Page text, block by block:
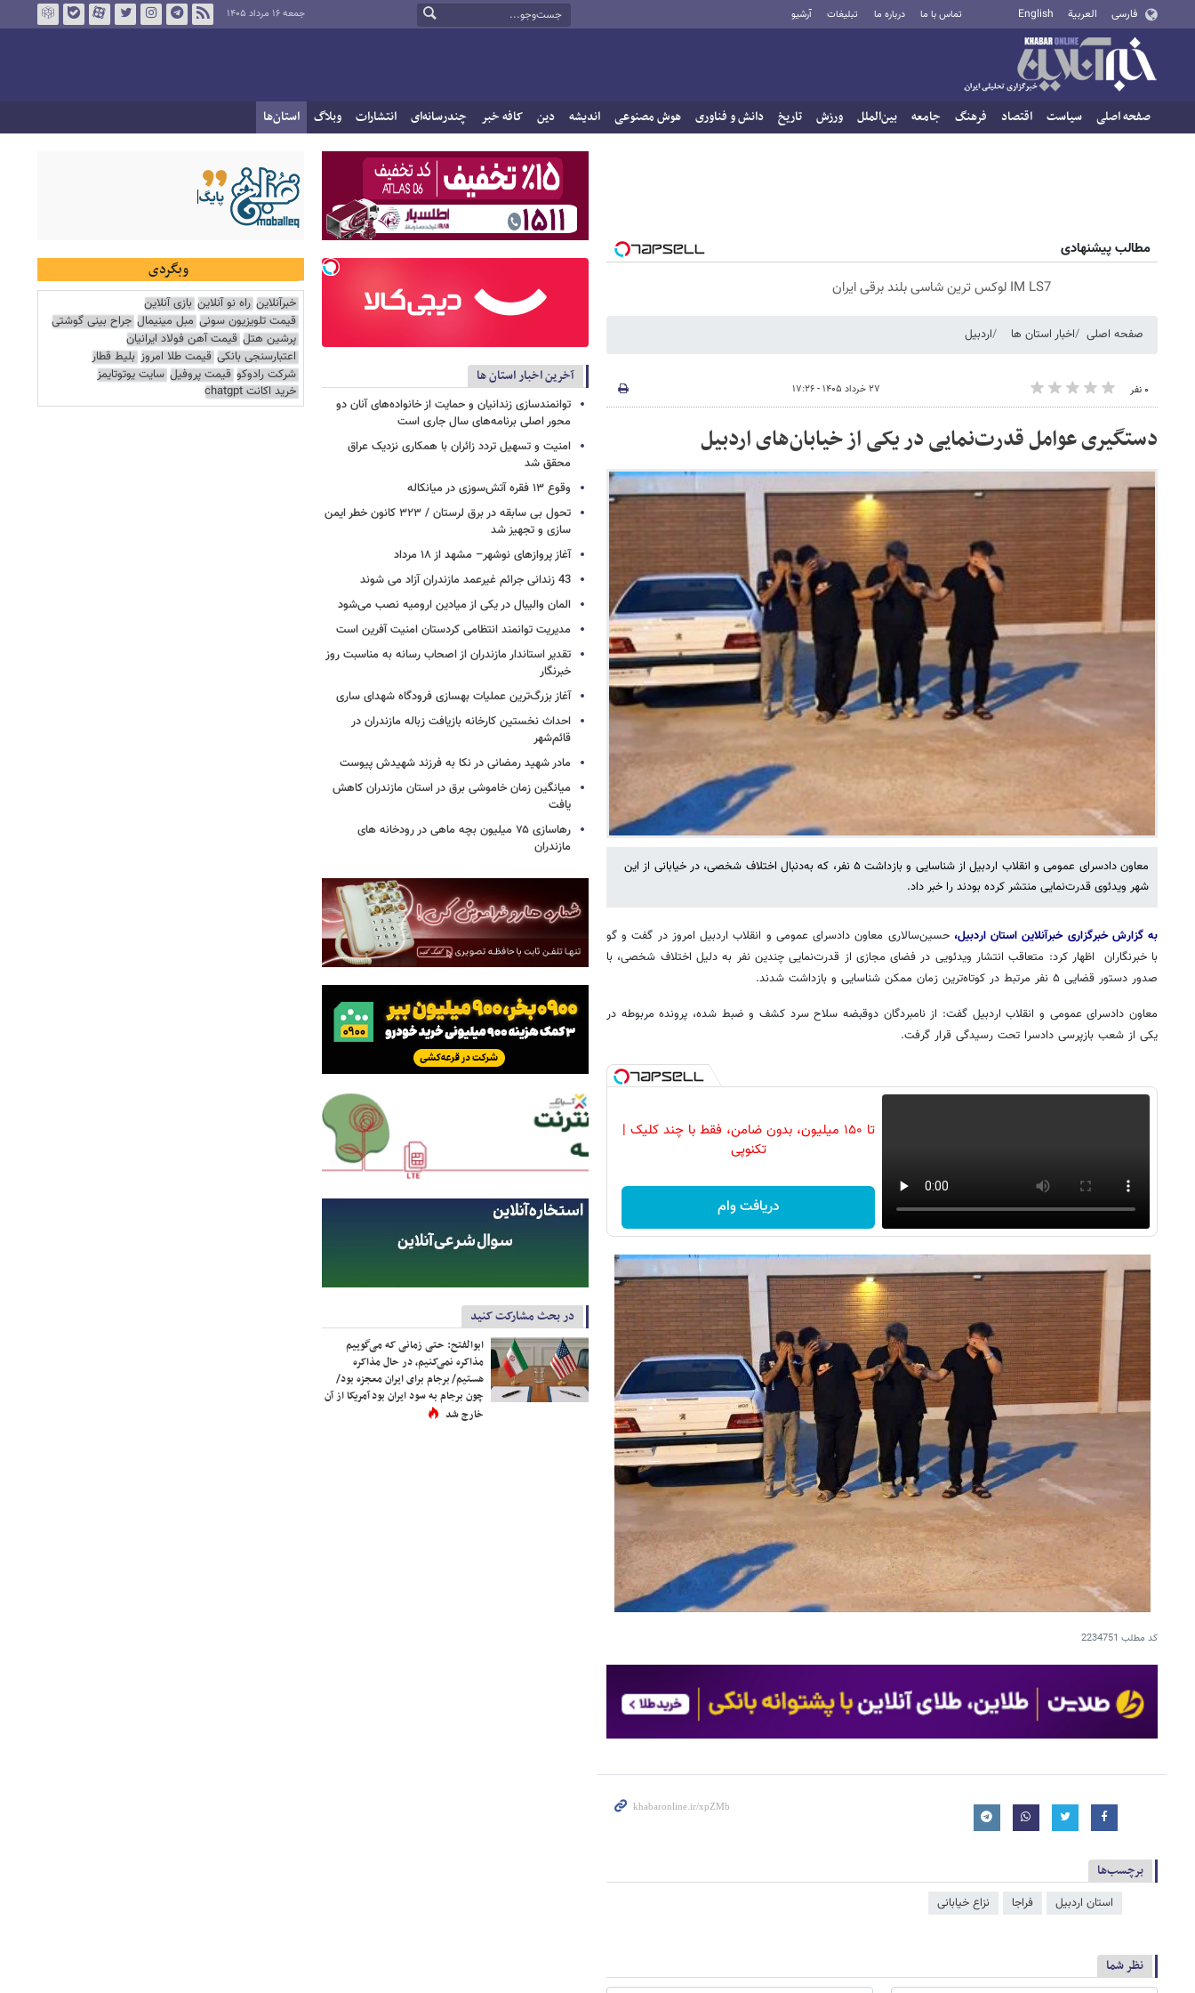
فارسی العربية English تماس با ما درباره ما تبلیغات آرشیو جمعه ۱۶ مرداد ۱۴۰۵
صفحه اصلی سیاست اقتصاد فرهنگ جامعه بین‌الملل ورزش تاریخ دانش و فناوری هوش مصنوعی اندیشه دین کافه خبر چندرسانه‌ای انتشارات وبلاگ استان‌ها
مطالب پیشنهادی
IM LS7 لوکس ترین شاسی بلند برقی ایران
صفحه اصلی اخبار استان ها اردبیل
۰ نفر ۲۷ خرداد ۱۴۰۵ - ۱۷:۲۶
دستگیری عوامل قدرت‌نمایی در یکی از خیابان‌های اردبیل
معاون دادسرای عمومی و انقلاب اردبیل از شناسایی و بازداشت ۵ نفر، که به‌دنبال اختلاف شخصی، در خیابانی از این
شهر ویدئوی قدرت‌نمایی منتشر کرده بودند را خبر داد.
به گزارش خبرگزاری خبرآنلاین استان اردبیل،حسین‌سالاری معاون دادسرای عمومی و انقلاب اردبیل امروز در گفت و گو
با خبرنگاران اظهار کرد: متعاقب انتشار ویدئویی در فضای مجازی از قدرت‌نمایی چندین نفر به دلیل اختلاف شخصی، با
صدور دستور قضایی ۵ نفر مرتبط در کوتاه‌ترین زمان ممکن شناسایی و بازداشت شدند.
معاون دادسرای عمومی و انقلاب اردبیل گفت: از نامبردگان دوقبضه سلاح سرد کشف و ضبط شده، پرونده مربوطه در
یکی از شعب بازپرسی دادسرا تحت رسیدگی قرار گرفت.
تا ۱۵۰ میلیون، بدون ضامن، فقط با چند کلیک |
تکنوپی
دریافت وام
کد مطلب 2234751
برچسب‌ها
استان اردبیل فراجا نزاع خیابانی
نظر شما
آخرین اخبار استان ها
توانمندسازی زندانیان و حمایت از خانواده‌های آنان دو
محور اصلی برنامه‌های سال جاری است
امنیت و تسهیل تردد زائران با همکاری نزدیک عراق
محقق شد
وقوع ۱۳ فقره آتش‌سوزی در میانکاله
تحول بی سابقه در برق لرستان / ۳۲۳ کانون خطر ایمن
سازی و تجهیز شد
آغاز پروازهای نوشهر– مشهد از ۱۸ مرداد
43 زندانی جرائم غیرعمد مازندران آزاد می شوند
المان والیبال در یکی از میادین ارومیه نصب می‌شود
مدیریت توانمند انتظامی کردستان امنیت آفرین است
تقدیر استاندار مازندران از اصحاب رسانه به مناسبت روز
خبرنگار
آغاز بزرگ‌ترین عملیات بهسازی فرودگاه شهدای ساری
احداث نخستین کارخانه بازیافت زباله مازندران در
قائم‌شهر
مادر شهید رمضانی در نکا به فرزند شهیدش پیوست
میانگین زمان خاموشی برق در استان مازندران کاهش
یافت
رهاسازی ۷۵ میلیون بچه ماهی در رودخانه های
مازندران
در بحث مشارکت کنید
ابوالفتح: حتی زمانی که می‌گوییم
مذاکره نمی‌کنیم، در حال مذاکره
هستیم/ برجام برای ایران معجزه بود/
چون برجام به سود ایران بود آمریکا از آن
خارج شد
وبگردی
خبرآنلاین راه نو آنلاین بازی آنلاین
قیمت تلویزیون سونی مبل مینیمال جراح بینی گوشتی
پرشین هتل قیمت آهن فولاد ایرانیان
اعتبارسنجی بانکی قیمت طلا امروز بلیط قطار
شرکت رادوکو قیمت پروفیل سایت یوتوتایمز
خرید اکانت chatgpt